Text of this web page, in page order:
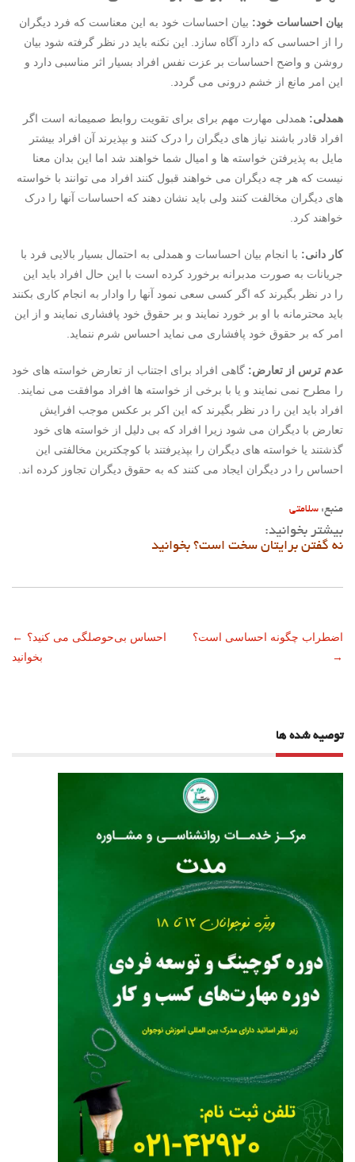
بیان احساسات خود: بیان احساسات خود به این معناست که فرد دیگران
را از احساسی که دارد آگاه سازد. این نکنه باید در نظر گرفته شود بیان
روشن و واضح احساسات بر عزت نفس افراد بسیار اثر مناسبی دارد و
این امر مانع از خشم درونی می گردد.
همدلی: همدلی مهارت مهم برای برای تقویت روابط صمیمانه است اگر
افراد قادر باشند نیاز های دیگران را درک کنند و بپذیرند آن افراد بیشتر
مایل به پذیرفتن خواسته ها و امیال شما خواهند شد اما این بدان معنا
نیست که هر چه دیگران می خواهند قبول کنند افراد می توانند با خواسته
های دیگران مخالفت کنند ولی باید نشان دهند که احساسات آنها را درک
خواهند کرد.
کار دانی: با انجام بیان احساسات و همدلی به احتمال بسیار بالایی فرد با
جریانات به صورت مدبرانه برخورد کرده است با این حال افراد باید این
را در نظر بگیرند که اگر کسی سعی نمود آنها را وادار به انجام کاری بکنند
باید محترمانه با او بر خورد نمایند و بر حقوق خود پافشاری نمایند و از این
امر که بر حقوق خود پافشاری می نماید احساس شرم ننماید.
عدم ترس از تعارض: گاهی افراد برای اجتناب از تعارض خواسته های خود
را مطرح نمی نمایند و یا با برخی از خواسته ها افراد موافقت می نمایند.
افراد باید این را در نظر بگیرند که این اکر بر عکس موجب افرایش
تعارض با دیگران می شود زیرا افراد که بی دلیل از خواسته های خود
گذشتند یا خواسته های دیگران را بپذیرفتند با کوچکترین مخالفتی این
احساس را در دیگران ایجاد می کنند که به حقوق دیگران تجاوز کرده اند.
منبع: سلامتی
بیشتر بخوانید:
نه گفتن برایتان سخت است؟ بخوانید
ناوبری
← احساس بی‌حوصلگی می کنید؟
بخوانید
اضطراب چگونه احساسی است؟
→
توصیه شده ها